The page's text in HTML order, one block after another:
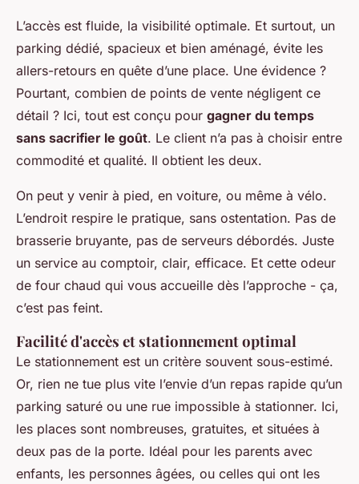
L’accès est fluide, la visibilité optimale. Et surtout, un
parking dédié, spacieux et bien aménagé, évite les
allers-retours en quête d’une place. Une évidence ?
Pourtant, combien de points de vente négligent ce
détail ? Ici, tout est conçu pour gagner du temps
sans sacrifier le goût. Le client n’a pas à choisir entre
commodité et qualité. Il obtient les deux.
On peut y venir à pied, en voiture, ou même à vélo.
L’endroit respire le pratique, sans ostentation. Pas de
brasserie bruyante, pas de serveurs débordés. Juste
un service au comptoir, clair, efficace. Et cette odeur
de four chaud qui vous accueille dès l’approche - ça,
c’est pas feint.
Facilité d'accès et stationnement optimal
Le stationnement est un critère souvent sous-estimé.
Or, rien ne tue plus vite l’envie d’un repas rapide qu’un
parking saturé ou une rue impossible à stationner. Ici,
les places sont nombreuses, gratuites, et situées à
deux pas de la porte. Idéal pour les parents avec
enfants, les personnes âgées, ou celles qui ont les